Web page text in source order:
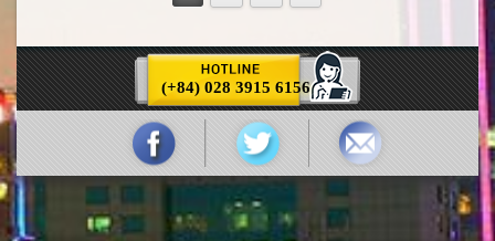
(+84) 028 3915 6156